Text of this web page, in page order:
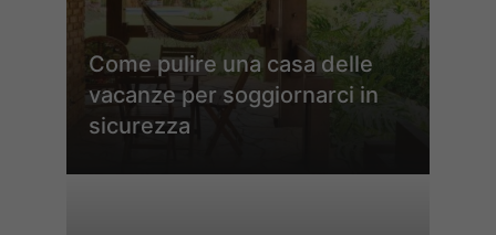
Come pulire una casa delle
vacanze per soggiornarci in
sicurezza